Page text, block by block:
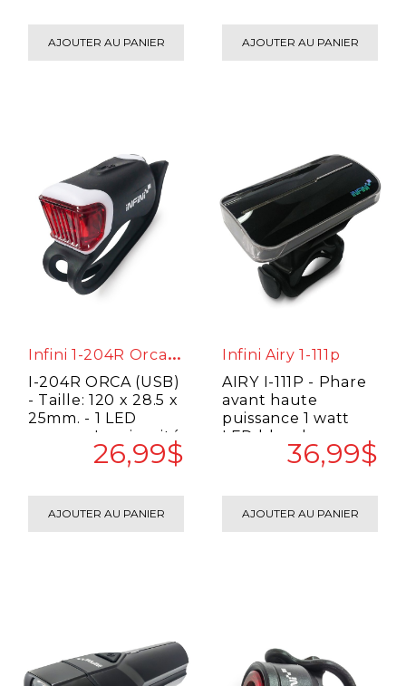
AJOUTER AU PANIER AJOUTER AU PANIER
I
Nfini 1-204R Orca Usb
I-204R ORCA (USB)
- Taille: 120 x 28.5 x
25mm. - 1 LED
rouge. - Luminosité:
6 lumens. - Batter..
26,99$
AJOUTER AU PANIER
Infini Airy 1-111p
AIRY I-111P - Phare
avant haute
puissance 1 watt
LED blanche. -
Conception ultra-
fine. - Un des..
36,99$
AJOUTER AU PANIER